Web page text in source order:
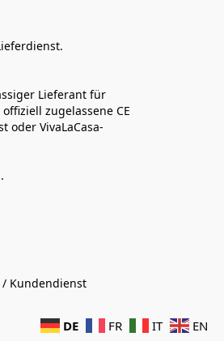
Lieferant für
zugelassene CE
VivaLaCasa-
Kundendienst
DE FR IT EN